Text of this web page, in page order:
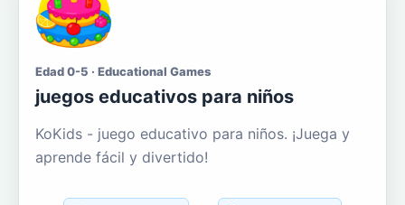
Edad 0-5 · Educational Games
juegos educativos para niños
KoKids - juego educativo para niños. ¡Juega y
aprende fácil y divertido!